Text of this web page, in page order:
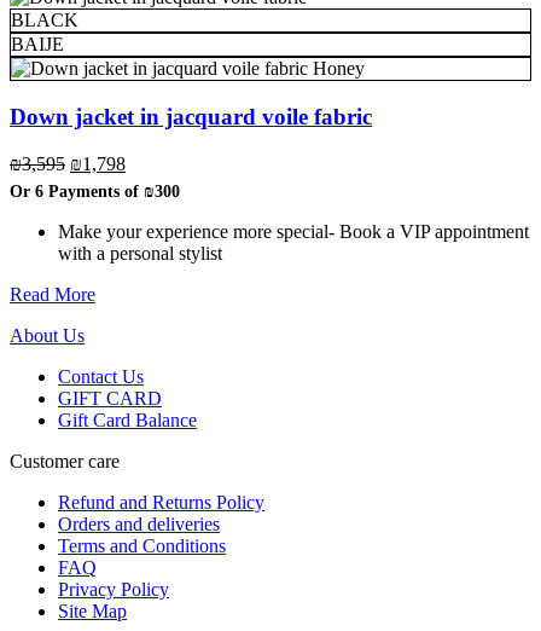
BLACK
BAIJE
Honey
Down jacket in jacquard voile fabric
₪3,595 Original
price
was:
₪3,595.
₪1,798Current
price
₪1,798.
Or 6 Payments of ₪300
Make your experience more special- Book a VIP appointment
with a personal stylist
Read More
About Us
Contact Us
GIFT CARD
Gift Card Balance
Customer care
Refund and Returns Policy
Orders and deliveries
Terms and Conditions
FAQ
Privacy Policy
Site Map